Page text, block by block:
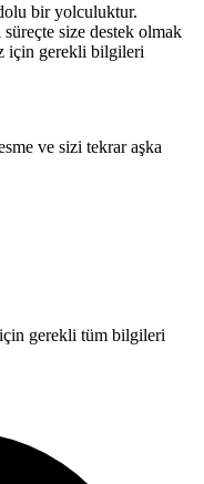
bir yolculuktur.
size destek olmak
için gerekli bilgileri
ve sizi tekrar aşka
gerekli tüm bilgileri